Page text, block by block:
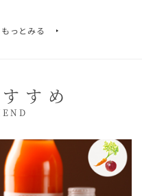
もっとみる
すめ